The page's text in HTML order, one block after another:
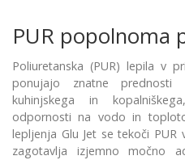
PUR popolnoma
Poliuretanska (PUR) lepila v
ponujajo znatne prednosti
kuhinjskega in
odpornosti na vodo in
lepljenja Glu Jet se tekoči
zagotavlja izjemno močno